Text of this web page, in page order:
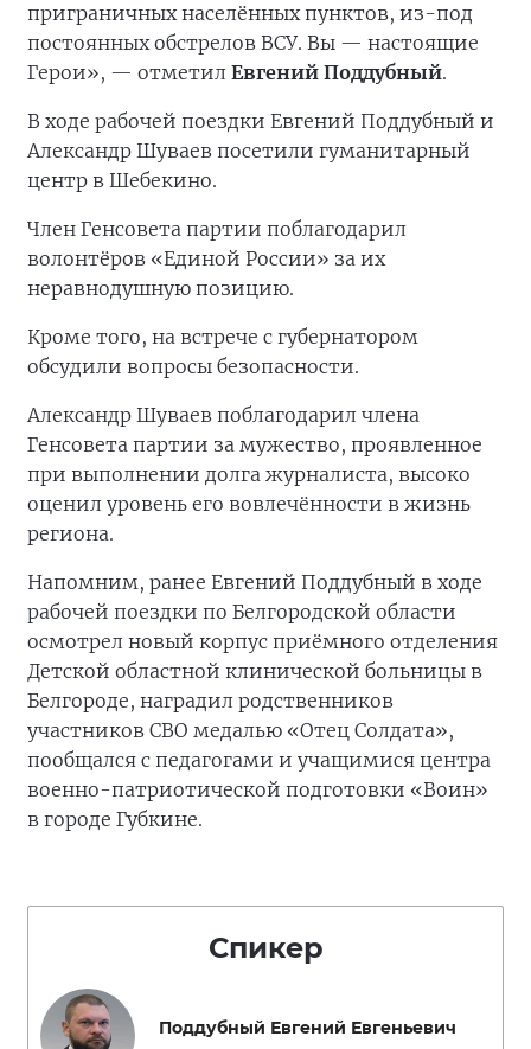
приграничных населённых пунктов, из-под
постоянных обстрелов ВСУ. Вы — настоящие
Герои», — отметил Евгений Поддубный.
В ходе рабочей поездки Евгений Поддубный и
Александр Шуваев посетили гуманитарный
центр в Шебекино.
Член Генсовета партии поблагодарил
волонтёров «Единой России» за их
неравнодушную позицию.
Кроме того, на встрече с губернатором
обсудили вопросы безопасности.
Александр Шуваев поблагодарил члена
Генсовета партии за мужество, проявленное
при выполнении долга журналиста, высоко
оценил уровень его вовлечённости в жизнь
региона.
Напомним, ранее Евгений Поддубный в ходе
рабочей поездки по Белгородской области
осмотрел новый корпус приёмного отделения
Детской областной клинической больницы в
Белгороде, наградил родственников
участников СВО медалью «Отец Солдата»,
пообщался с педагогами и учащимися центра
военно-патриотической подготовки «Воин»
в городе Губкине.
Спикер
Поддубный Евгений Евгеньевич